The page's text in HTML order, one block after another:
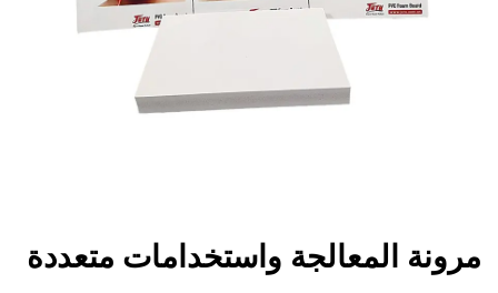
مرونة المعالجة واستخدامات متعددة